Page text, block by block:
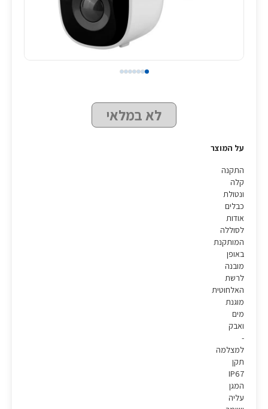
לא במלאי
על המוצר
התקנה
קלה
ונטולת
כבלים
אודות
לסוללה
המותקנת
באופן
מובנה
לרשת
האלחוטית
מוגנת
מים
ואבק
-
למצלמה
תקן
IP67
המגן
עליה